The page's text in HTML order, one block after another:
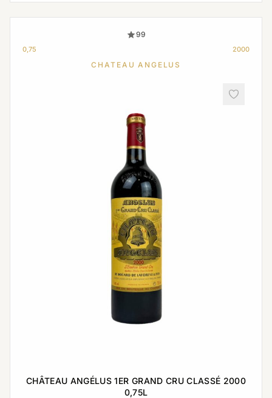
99
0,75 2000
CHATEAU ANGELUS
CHÂTEAU ANGÉLUS 1ER GRAND CRU CLASSÉ 2000
0,75L